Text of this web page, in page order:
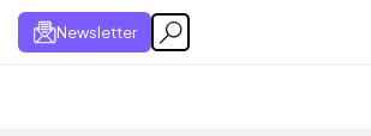
Newsletter